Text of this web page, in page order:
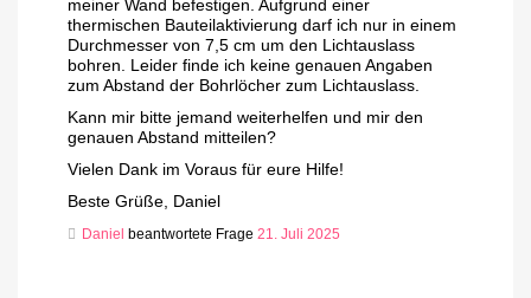
meiner Wand befestigen. Aufgrund einer
thermischen Bauteilaktivierung darf ich nur in einem
Durchmesser von 7,5 cm um den Lichtauslass
bohren. Leider finde ich keine genauen Angaben
zum Abstand der Bohrlöcher zum Lichtauslass.
Kann mir bitte jemand weiterhelfen und mir den
genauen Abstand mitteilen?
Vielen Dank im Voraus für eure Hilfe!
Beste Grüße, Daniel
Daniel beantwortete Frage 21. Juli 2025